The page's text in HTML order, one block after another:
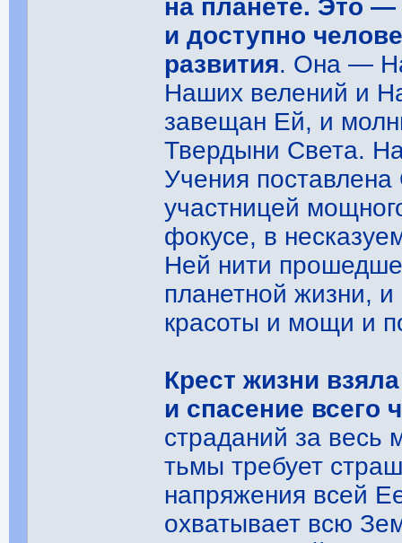
на планете. Это
и доступно
развития. Она —
Наших велений и
завещан Ей, и
Твердыни Света.
Учения
участницей
фокусе, в
Ней нити
планетной жизни,
красоты и мощи и
Крест жизни
и спасение всего
страданий за весь
тьмы требует
напряжения всей
охватывает всю